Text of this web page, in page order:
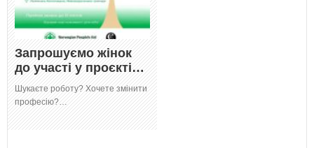
Запрошуємо жінок
до участі у проєкті…
Шукаєте роботу? Хочете змінити
професію?…